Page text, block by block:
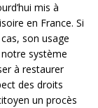
mis à
en France. Si
son usage
système
à restaurer
des droits
un procès